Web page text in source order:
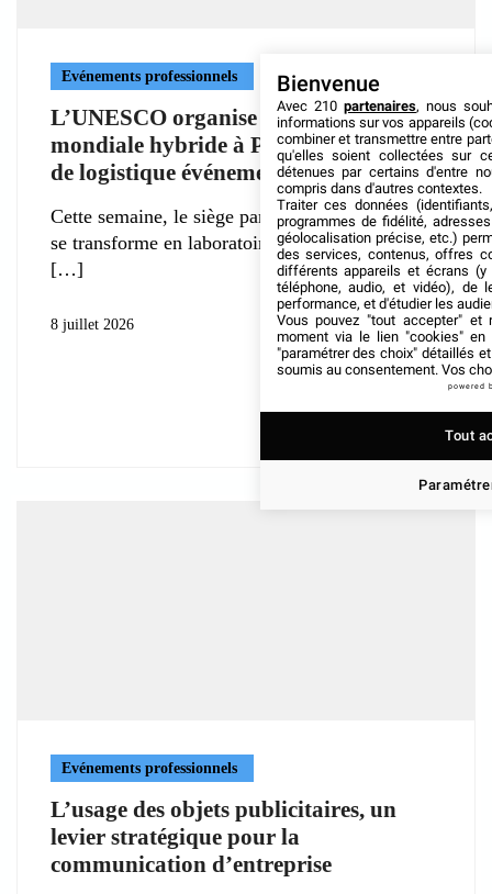
Evénements professionnels
L’UNESCO organise une conférence
mondiale hybride à Paris : une leçon
de logistique événementielle
Cette semaine, le siège parisien de l’UNESCO
se transforme en laboratoire grandeur nature
8 juillet 2026
Evénements professionnels
L’usage des objets publicitaires, un
levier stratégique pour la
communication d’entreprise
Bienvenue
Avec 210 partenaires, nous
informations sur vos appareils
combiner et transmettre entre
qu'elles soient collectées sur
détenues par certains d'entre
compris dans d'autres contextes.
Traiter ces données
programmes de fidélité,
géolocalisation précise, etc.)
des services, contenus, offres
différents appareils et écrans (y
téléphone, audio, et vidéo), de
performance, et d'étudier les
Vous pouvez "tout accepter" et
moment via le lien "cookies" en
"paramétrer des choix" détaillés
soumis au consentement. Vos
powered
Tout